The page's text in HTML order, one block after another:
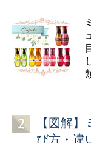
【図解
び方・違